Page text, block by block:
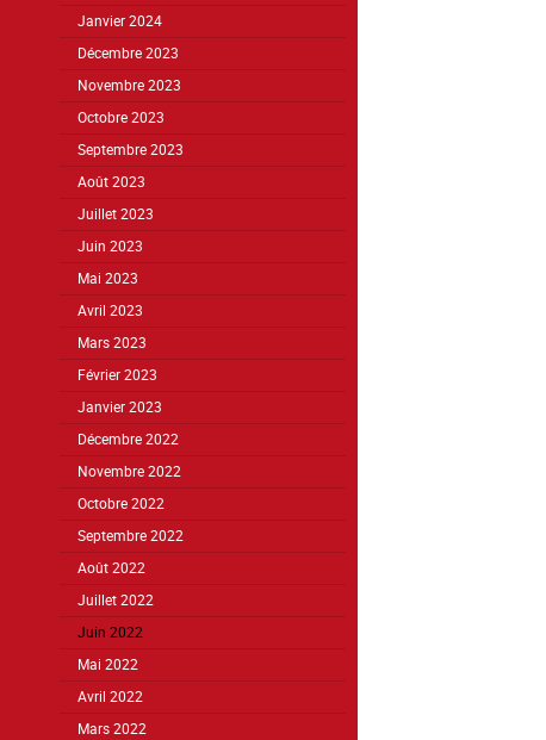
Janvier 2024
Décembre 2023
Novembre 2023
Octobre 2023
Septembre 2023
Août 2023
Juillet 2023
Juin 2023
Mai 2023
Avril 2023
Mars 2023
Février 2023
Janvier 2023
Décembre 2022
Novembre 2022
Octobre 2022
Septembre 2022
Août 2022
Juillet 2022
Juin 2022
Mai 2022
Avril 2022
Mars 2022